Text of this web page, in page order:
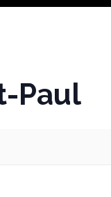
Paul